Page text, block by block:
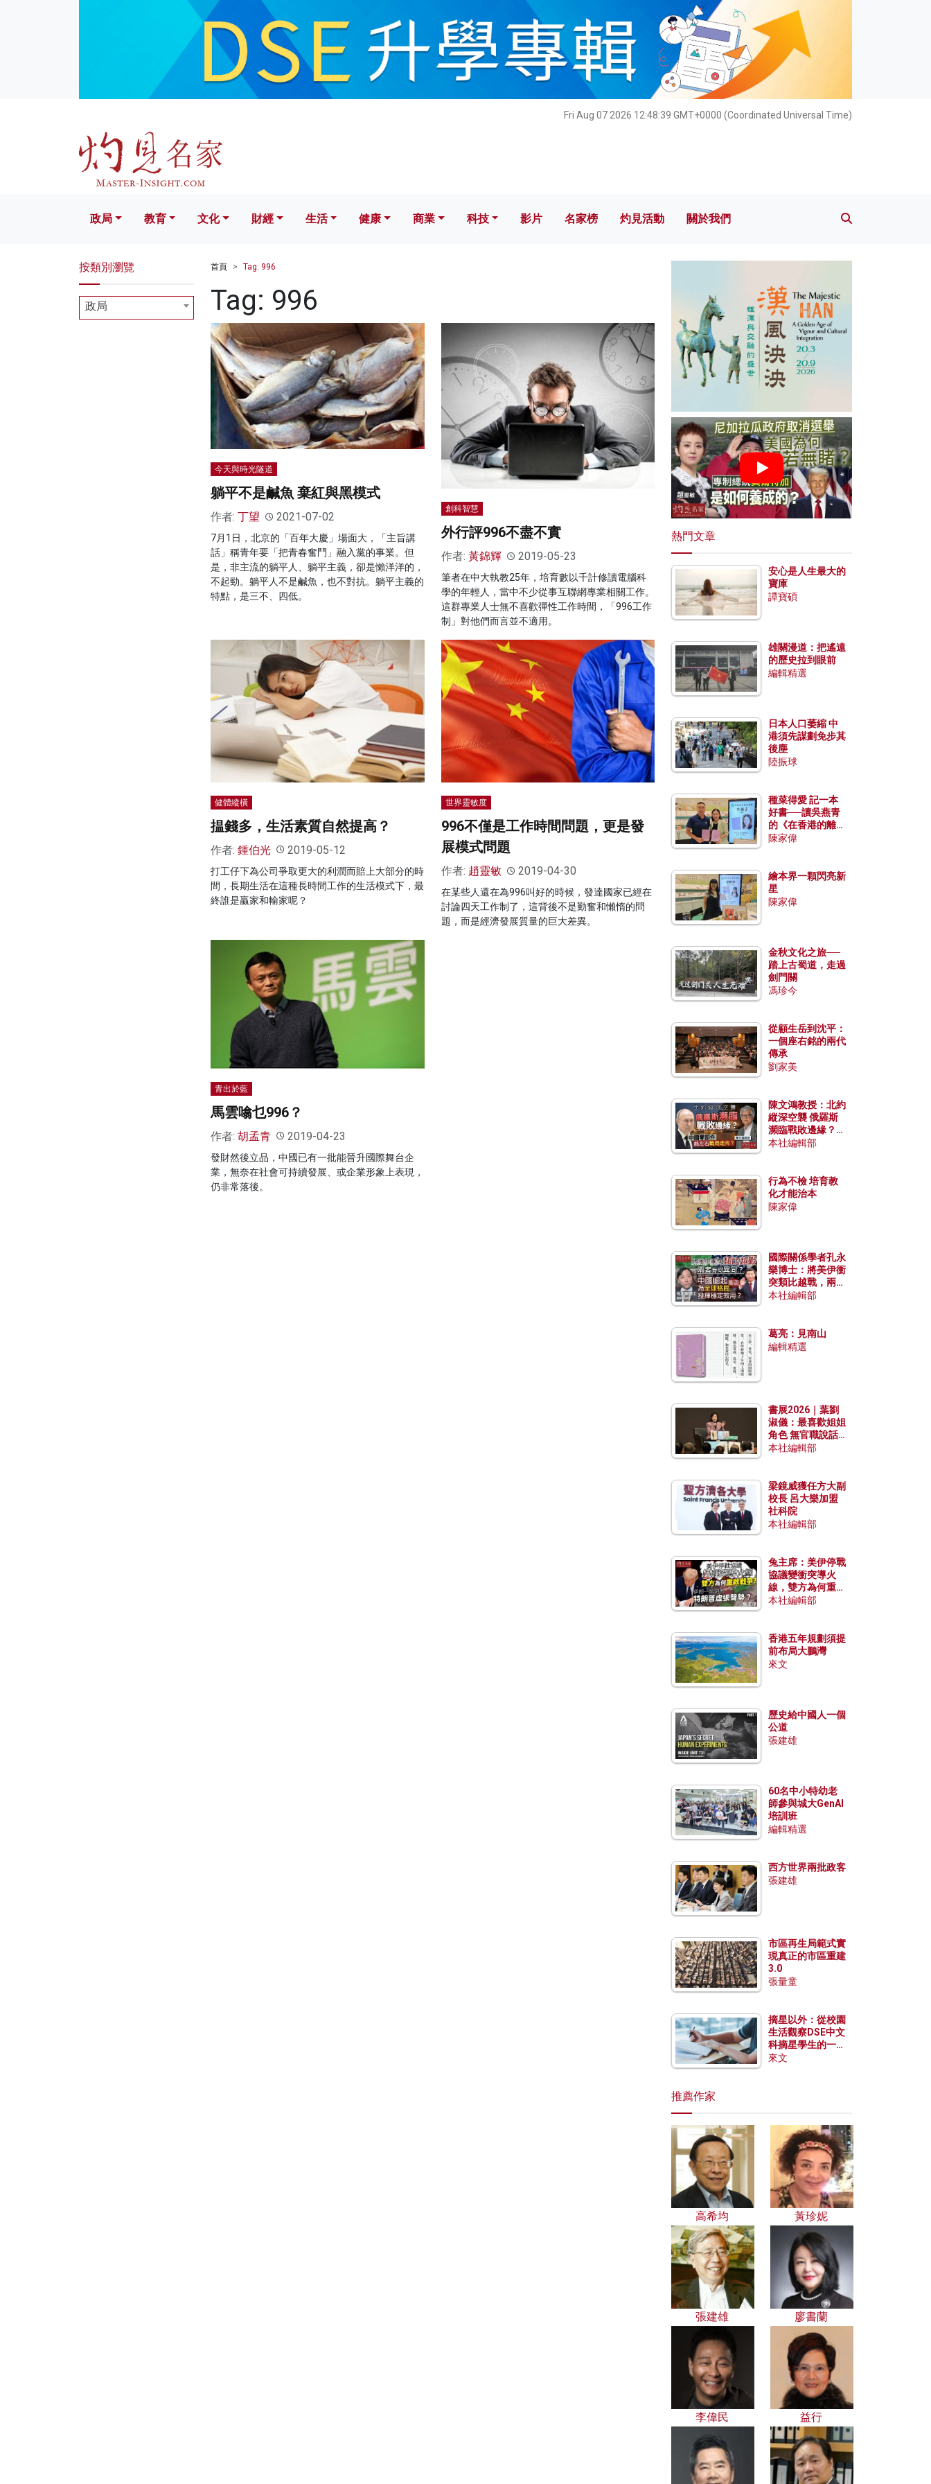
Fri Aug 07 2026 12:48:40 GMT+0000 (Coordinated Universal Time)
文化 財經 生活 健康 科技 影片 名家榜 灼見活動 關於我們
政局 教育 文化 財經 生活 健康 商業 科技 影片 名家榜 灼見活動 關於我們
首頁 Tag: 996
Tag: 996
今天與時光隧道
躺平不是鹹魚 棄紅與黑模式
作者: 丁望 2021-07-02
7月1日，北京的「百年大慶」場面大，「主旨講
話」稱青年要「把青春奮鬥」融入黨的事業。但
是，非主流的躺平人、躺平主義，卻是懶洋洋的，
不起勁。躺平人不是鹹魚，也不對抗。躺平主義的
特點，是三不、四低。
創科智慧
外行評996不盡不實
作者: 黃錦輝 2019-05-23
筆者在中大執教25年，培育數以千計修讀電腦科
學的年輕人，當中不少從事互聯網專業相關工作。
這群專業人士無不喜歡彈性工作時間，「996工作
制」對他們而言並不適用。
健體縱橫
揾錢多，生活素質自然提高？
作者: 鍾伯光 2019-05-12
打工仔下為公司爭取更大的利潤而賠上大部分的時
間，長期生活在這種長時間工作的生活模式下，最
終誰是贏家和輸家呢？
世界靈敏度
996不僅是工作時間問題，更是發
展模式問題
作者: 趙靈敏 2019-04-30
在某些人還在為996叫好的時候，發達國家已經在
討論四天工作制了，這背後不是勤奮和懶惰的問
題，而是經濟發展質量的巨大差異。
青出於藍
馬雲噏乜996？
作者: 胡孟青 2019-04-23
發財然後立品，中國已有一批能晉升國際舞台企
業，無奈在社會可持續發展、或企業形象上表現，
仍非常落後。
按類別瀏覽
政局
熱門文章
安心是人生最大的
寶庫
譚寶碩
雄關漫道：把遙遠
的歷史拉到眼前
編輯精選
日本人口萎縮 中
港須先謀劃免步其
後塵
陸振球
種菜得愛 記一本
好書──讀吳燕青
的《在香港的離島
種菜》
陳家偉
繪本界一顆閃亮新
星
陳家偉
金秋文化之旅──
踏上古蜀道，走過
劍門關
馮珍今
從顧生岳到沈平：
一個座右銘的兩代
傳承
劉家美
陳文鴻教授：北約
縱深空襲 俄羅斯
瀕臨戰敗邊緣？中
國零部件能左右戰
本社編輯部
行為不檢 培育教
化才能治本
陳家偉
國際關係學者孔永
樂博士：將美伊衝
突類比越戰，兩者
有何異同？中國崛
本社編輯部
葛亮：見南山
編輯精選
書展2026｜葉劉
淑儀：最喜歡姐姐
角色 無官職說話
包袱少
本社編輯部
梁鏡威獲任方大副
校長 呂大樂加盟
社科院
本社編輯部
兔主席：美伊停戰
協議變衝突導火
線，雙方為何重啟
戰爭？伊朗一早洞
本社編輯部
香港五年規劃須提
前布局大鵬灣
來文
歷史給中國人一個
公道
張建雄
60名中小特幼老
師參與城大GenAI
培訓班
編輯精選
西方世界兩批政客
張建雄
市區再生局範式實
現真正的市區重建
3.0
張量童
摘星以外：從校園
生活觀察DSE中文
科摘星學生的一點
特質
來文
推薦作家
高希均 黃珍妮
張建雄 廖書蘭
李偉民 益行